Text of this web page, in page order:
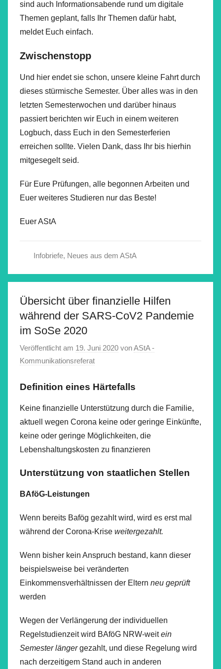
sind auch Informationsabende rund um digitale
Themen geplant, falls Ihr Themen dafür habt,
meldet Euch einfach.
Zwischenstopp
Und hier endet sie schon, unsere kleine Fahrt durch
dieses stürmische Semester. Über alles was in den
letzten Semesterwochen und darüber hinaus
passiert berichten wir Euch in einem weiteren
Logbuch, dass Euch in den Semesterferien
erreichen sollte. Vielen Dank, dass Ihr bis hierhin
mitgesegelt seid.
Für Eure Prüfungen, alle begonnen Arbeiten und
Euer weiteres Studieren nur das Beste!
Euer AStA
Infobriefe, Neues aus dem AStA
Übersicht über finanzielle Hilfen
während der SARS-CoV2 Pandemie
im SoSe 2020
Veröffentlicht am 19. Juni 2020 vonAStA -
Kommunikationsreferat
Definition eines Härtefalls
Keine finanzielle Unterstützung durch die Familie,
aktuell wegen Corona keine oder geringe Einkünfte,
keine oder geringe Möglichkeiten, die
Lebenshaltungskosten zu finanzieren
Unterstützung von staatlichen Stellen
BAföG-Leistungen
Wenn bereits Bafög gezahlt wird, wird es erst mal
während der Corona-Krise weitergezahlt.
Wenn bisher kein Anspruch bestand, kann dieser
beispielsweise bei veränderten
Einkommensverhältnissen der Eltern neu geprüft
werden
Wegen der Verlängerung der individuellen
Regelstudienzeit wird BAföG NRW-weitein
Semester längergezahlt, und diese Regelung wird
nach derzeitigem Stand auch in anderen